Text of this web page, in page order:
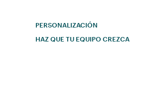
PERSONALIZACIÓN
HAZ QUE TU EQUIPO CREZCA